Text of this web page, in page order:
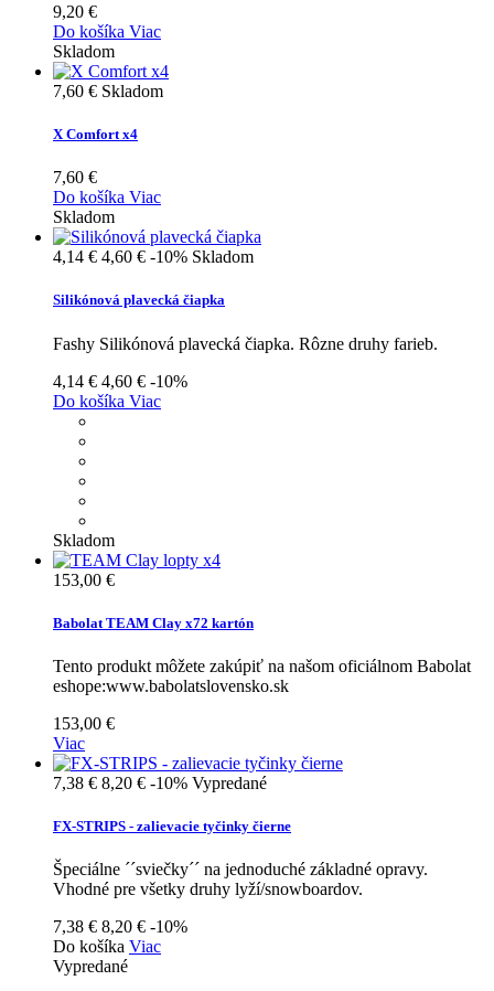
9,20 €
Do košíka Viac
Skladom
7,60 € Skladom
X Comfort x4
7,60 €
Do košíka Viac
Skladom
4,14 € 4,60 € -10% Skladom
Silikónová plavecká čiapka
Fashy Silikónová plavecká čiapka. Rôzne druhy farieb.
4,14 € 4,60 € -10%
Do košíka Viac
Skladom
153,00 €
Babolat TEAM Clay x72 kartón
Tento produkt môžete zakúpiť na našom oficiálnom Babolat
eshope:www.babolatslovensko.sk
153,00 €
Viac
7,38 € 8,20 € -10% Vypredané
FX-STRIPS - zalievacie tyčinky čierne
Špeciálne ´´sviečky´´ na jednoduché základné opravy.
Vhodné pre všetky druhy lyží/snowboardov.
7,38 € 8,20 € -10%
Do košíka Viac
Vypredané